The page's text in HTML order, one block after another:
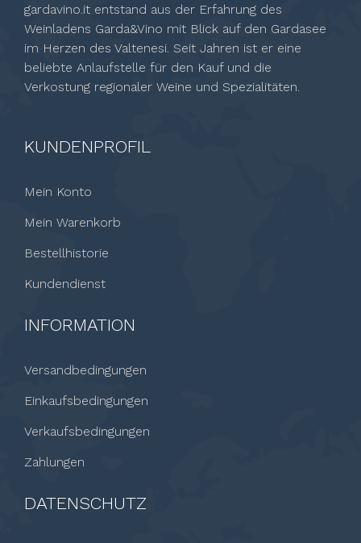
gardavino.it entstand aus der Erfahrung des
Weinladens Garda&Vino mit Blick auf den Gardasee
im Herzen des Valtenesi. Seit Jahren ist er eine
beliebte Anlaufstelle für den Kauf und die
Verkostung regionaler Weine und Spezialitäten.
KUNDENPROFIL
Mein Konto
Mein Warenkorb
Bestellhistorie
Kundendienst
INFORMATION
Versandbedingungen
Einkaufsbedingungen
Verkaufsbedingungen
Zahlungen
DATENSCHUTZ